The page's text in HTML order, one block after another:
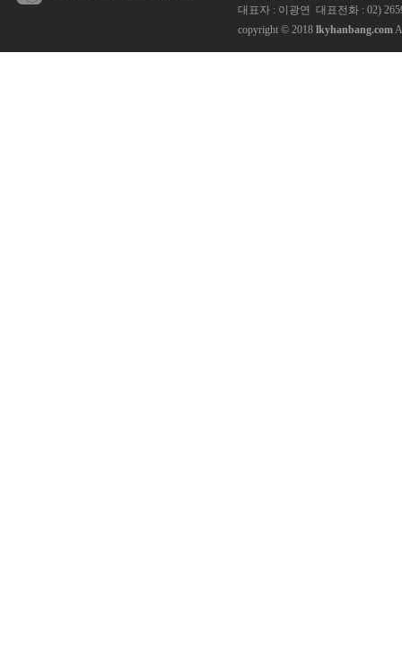
대표자 : 이광연 대표전화 : 02)
copyright © 2018 lkyhanbang.com